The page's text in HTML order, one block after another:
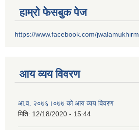
हाम्रो फेसबुक पेज
https://www.facebook.com/jwalamukhirm
आय व्यय विवरण
आ.व. २०७६।०७७ को आय व्यय विवरण
मिति: 12/18/2020 - 15:44